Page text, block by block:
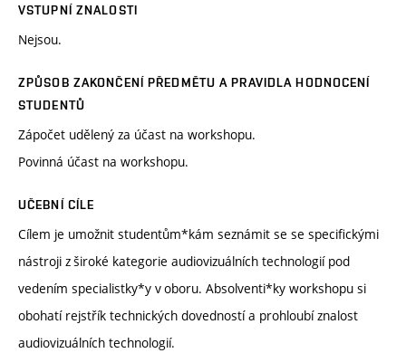
VSTUPNÍ ZNALOSTI
Nejsou.
ZPŮSOB ZAKONČENÍ PŘEDMĚTU A PRAVIDLA HODNOCENÍ
STUDENTŮ
Zápočet udělený za účast na workshopu.
Povinná účast na workshopu.
UČEBNÍ CÍLE
Cílem je umožnit studentům*kám seznámit se se specifickými
nástroji z široké kategorie audiovizuálních technologií pod
vedením specialistky*y v oboru. Absolventi*ky workshopu si
obohatí rejstřík technických dovedností a prohloubí znalost
audiovizuálních technologií.